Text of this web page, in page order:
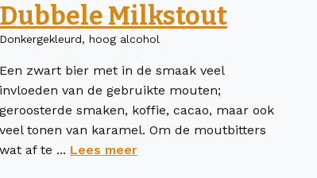
Dubbele Milkstout
Donkergekleurd, hoog alcohol
Een zwart bier met in de smaak veel
invloeden van de gebruikte mouten;
geroosterde smaken, koffie, cacao, maar ook
veel tonen van karamel. Om de moutbitters
wat af te ... Lees meer